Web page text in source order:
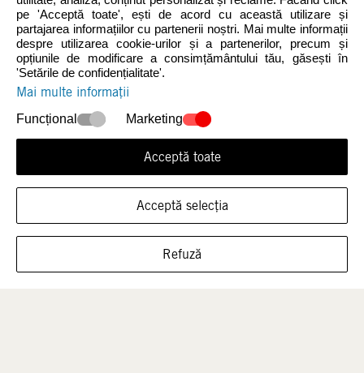
Reduceri
Metode de plată
Reclamații
pe 'Acceptă toate', ești de acord cu această utilizare și
partajarea informațiilor cu partenerii noștri. Mai multe informații
despre utilizarea cookie-urilor și a partenerilor, precum și
opțiunile de modificare a consimțământului tău, găsești în
'Setările de confidențialitate'.
Mai multe informații
Funcțional Marketing
Acceptă toate
Acceptă selecția
Refuză